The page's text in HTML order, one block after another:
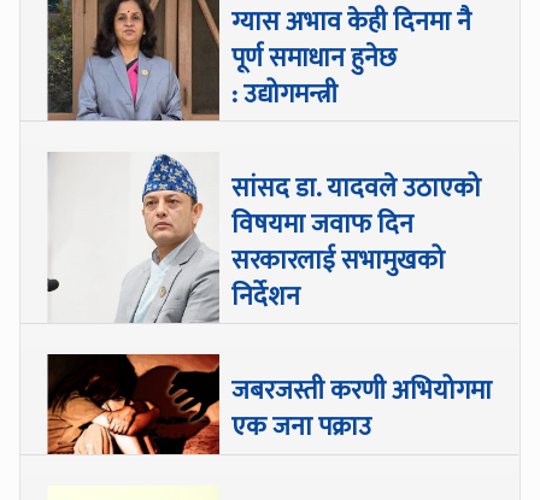
ग्यास अभाव केही दिनमा नै
पूर्ण समाधान हुनेछ
: उद्योगमन्त्री
सांसद डा‍‍. यादवले उठाएको
विषयमा जवाफ दिन
सरकारलाई सभामुखको
निर्देशन
जबरजस्ती करणी अभियोगमा
एक जना पक्राउ